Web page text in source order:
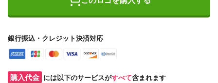
銀行振込・クレジット決済対応
購入代金 には以下のサービスがすべて含まれます